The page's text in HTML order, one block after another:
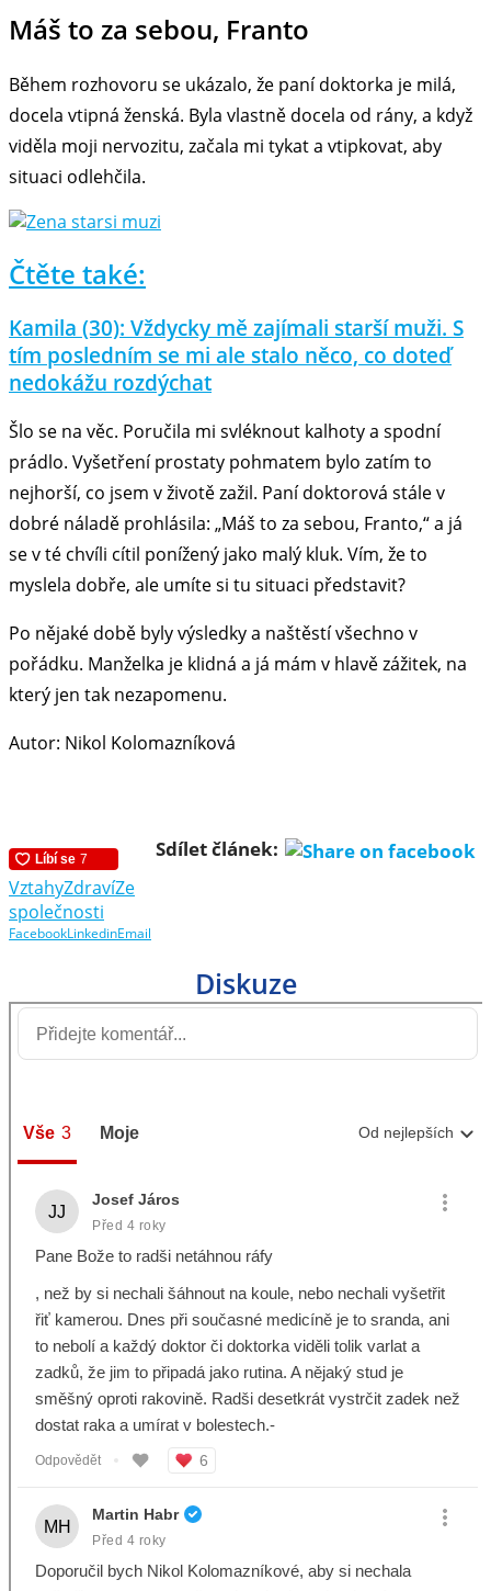
Máš to za sebou, Franto
Během rozhovoru se ukázalo, že paní doktorka je milá,
docela vtipná ženská. Byla vlastně docela od rány, a když
viděla moji nervozitu, začala mi tykat a vtipkovat, aby
situaci odlehčila.
Čtěte také:
Kamila (30): Vždycky mě zajímali starší muži. S
tím posledním se mi ale stalo něco, co doteď
nedokážu rozdýchat
Šlo se na věc. Poručila mi svléknout kalhoty a spodní
prádlo. Vyšetření prostaty pohmatem bylo zatím to
nejhorší, co jsem v životě zažil. Paní doktorová stále v
dobré náladě prohlásila: „Máš to za sebou, Franto,“ a já
se v té chvíli cítil ponížený jako malý kluk. Vím, že to
myslela dobře, ale umíte si tu situaci představit?
Po nějaké době byly výsledky a naštěstí všechno v
pořádku. Manželka je klidná a já mám v hlavě zážitek, na
který jen tak nezapomenu.
Autor: Nikol Kolomazníková
Sdílet článek:
VztahyZdravíZe
společnosti
FacebookLinkedinEmail
Diskuze